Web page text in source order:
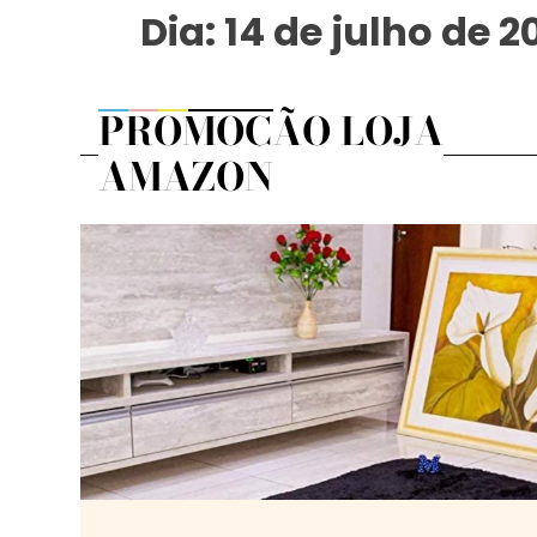
Dia: 14 de julho de
PROMOÇÃO LOJA
AMAZON